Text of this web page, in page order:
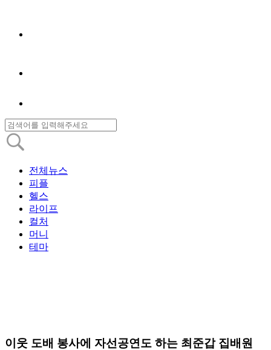
전체뉴스
피플
헬스
라이프
컬처
머니
테마
이웃 도배 봉사에 자선공연도 하는 최준갑 집배원